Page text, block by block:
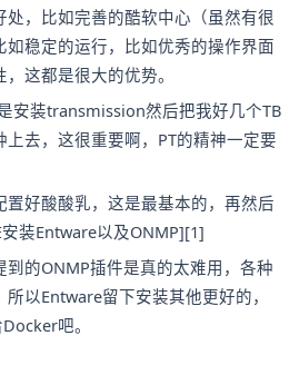
，比如完善的酷软中心（虽然有很
如稳定的运行，比如优秀的操作界面
这都是很大的优势。
安装transmission然后把我好几个TB
去，这很重要啊，PT的精神一定要
好酸酸乳，这是最基本的，再然后
装Entware以及ONMP][1]
的ONMP插件是真的太难用，各种
以Entware留下安装其他更好的，
吧。